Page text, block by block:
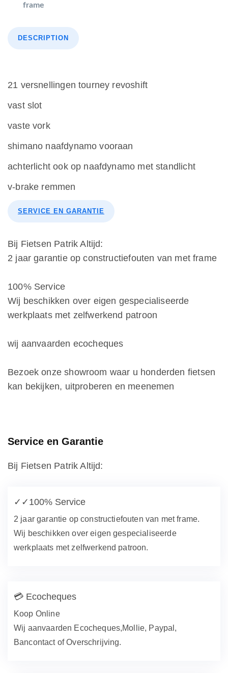
frame
DESCRIPTION
21 versnellingen tourney revoshift
vast slot
vaste vork
shimano naafdynamo vooraan
achterlicht ook op naafdynamo met standlicht
v-brake remmen
SERVICE EN GARANTIE
Bij Fietsen Patrik Altijd:
2 jaar garantie op constructiefouten van met frame
100% Service
Wij beschikken over eigen gespecialiseerde
werkplaats met zelfwerkend patroon
wij aanvaarden ecocheques
Bezoek onze showroom waar u honderden fietsen
kan bekijken, uitproberen en meenemen
Service en Garantie
Bij Fietsen Patrik Altijd:
✓✓ 100% Service
2 jaar garantie op constructiefouten van met frame.
Wij beschikken over eigen gespecialiseerde
werkplaats met zelfwerkend patroon.
💳 Ecocheques
Koop Online
Wij aanvaarden Ecocheques,Mollie, Paypal,
Bancontact of Overschrijving.